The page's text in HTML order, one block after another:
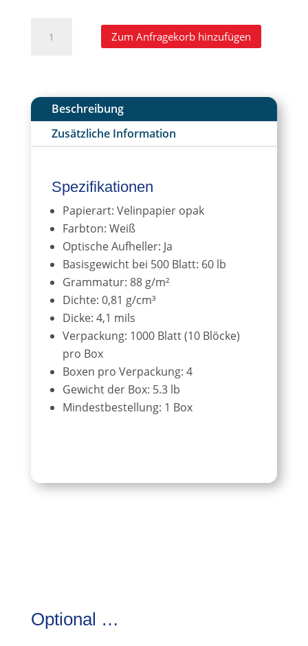
3NT-
Drucktinten-
Abzugsbogen
Menge
Zum Anfragekorb hinzufügen
A
a
Beschreibung
Zusätzliche Information
Spezifikationen
Papierart: Velinpapier opak
Farbton: Weiß
Optische Aufheller: Ja
Basisgewicht bei 500 Blatt: 60 lb
Grammatur: 88 g/m²
Dichte: 0,81 g/cm³
Dicke: 4,1 mils
Verpackung: 1000 Blatt (10 Blöcke)
pro Box
Boxen pro Verpackung: 4
Gewicht der Box: 5.3 lb
Mindestbestellung: 1 Box
Optional …